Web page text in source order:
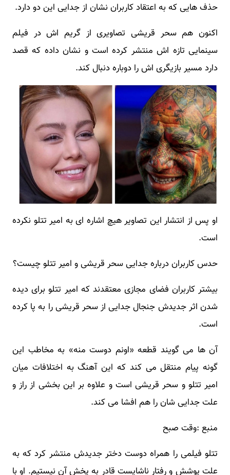
حذف هایی که به اعتقاد کاربران نشان از جدایی این دو دارد.
اکنون هم سحر قریشی تصاویری از گریم اش در فیلم
سینمایی تازه اش منتشر کرده است و نشان داده که قصد
دارد مسیر بازیگری اش را دوباره دنبال کند.
او پس از انتشار این تصاویر هیچ اشاره ای به امیر تتلو نکرده
است.
حدس کاربران درباره جدایی سحر قریشی و امیر تتلو چیست؟
بیشتر کاربران فضای مجازی معتقدند که امیر تتلو برای دیده
شدن اثر جدیدش جنجال جدایی از سحر قریشی را به پا کرده
است.
آن ها می گویند قطعه «اونم دوست منه» به مخاطب این
گونه پیام منتقل می کند که این آهنگ به اختلافات میان
امیر تتلو و سحر قریشی است و علاوه بر این بخشی از راز و
علت جدایی شان را هم افشا می کند.
منبع :وقت صبح
تتلو فیلمی را همراه دوست دختر جدیدش منتشر کرد که به
علت پوشش و رفتار ناشایست قادر به پخش آن نیستیم. او با